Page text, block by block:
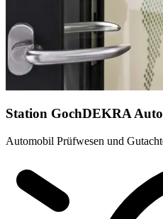
Station GochDEKRA
Automobil Prüfwesen und